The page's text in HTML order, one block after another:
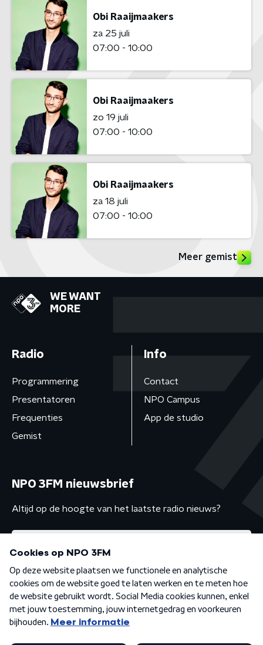
Obi Raaijmaakers
za 25 juli
07:00 - 10:00
Obi Raaijmaakers
zo 19 juli
07:00 - 10:00
Obi Raaijmaakers
za 18 juli
07:00 - 10:00
Meer gemist
WE WANT
MORE
Radio
Programmering
Presentatoren
Frequenties
Gemist
Info
Contact
NPO Campus
App de studio
NPO 3FM nieuwsbrief
Altijd op de hoogte van het laatste radio nieuws?
Algemene voorwaarden Privacybeleid